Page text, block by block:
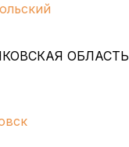
ОБЛАСТЬ